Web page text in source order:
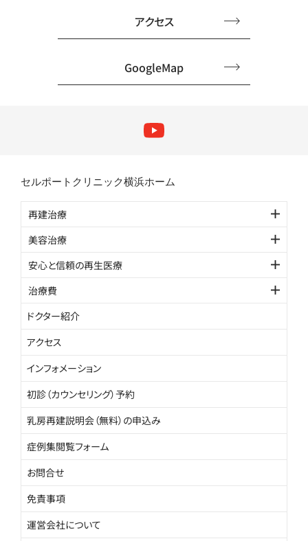
アクセス
GoogleMap
セルポートクリニック横浜ホーム
再建治療
美容治療
安心と信頼の再生医療
治療費
ドクター紹介
アクセス
インフォメーション
初診（カウンセリング）予約
乳房再建説明会（無料）の申込み
症例集閲覧フォーム
お問合せ
免責事項
運営会社について